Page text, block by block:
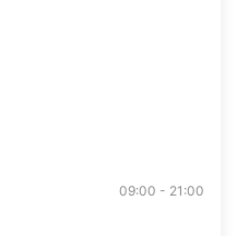
09:00 - 21:00